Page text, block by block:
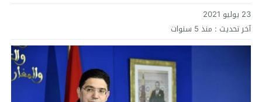
23 يوليو 2021
آخر تحديث : منذ 5 سنوات